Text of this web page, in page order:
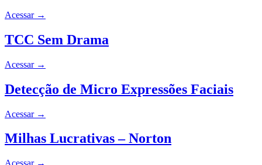
Acessar →
TCC Sem Drama
Acessar →
Detecção de Micro Expressões Faciais
Acessar →
Milhas Lucrativas – Norton